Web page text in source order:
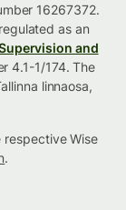
16267372.
as an
and
4.1-1/174. The
linnaosa,
Wise
.